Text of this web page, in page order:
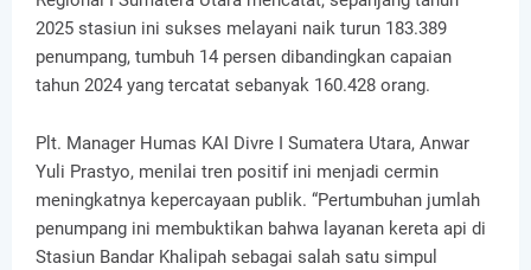
2025 stasiun ini sukses melayani naik turun 183.389
penumpang, tumbuh 14 persen dibandingkan capaian
tahun 2024 yang tercatat sebanyak 160.428 orang.
Plt. Manager Humas KAI Divre I Sumatera Utara, Anwar
Yuli Prastyo, menilai tren positif ini menjadi cermin
meningkatnya kepercayaan publik. “Pertumbuhan jumlah
penumpang ini membuktikan bahwa layanan kereta api di
Stasiun Bandar Khalipah sebagai salah satu simpul